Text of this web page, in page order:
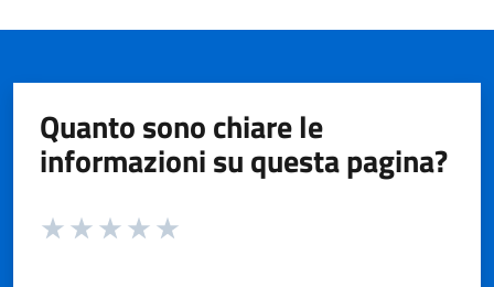
Quanto sono chiare le
informazioni su questa pagina?
Valuta da 1 a 5 stelle la pagina